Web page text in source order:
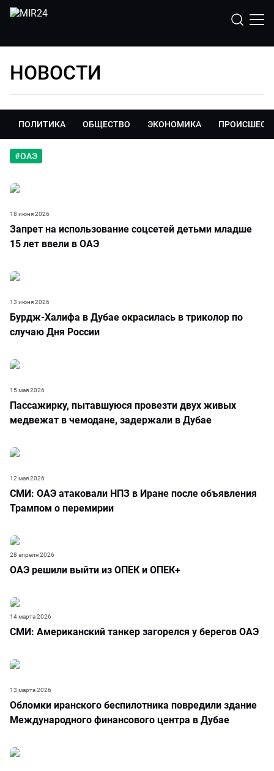
НОВОСТИ
ПОЛИТИКА ОБЩЕСТВО ЭКОНОМИКА
#ОАЭ
Запрет на использование соцсетей детьми младше
15 лет ввели в ОАЭ
18 июня 2026
Бурдж-Халифа в Дубае окрасилась в триколор по
случаю Дня России
13 июня 2026
Пассажирку, пытавшуюся провезти двух живых
медвежат в чемодане, задержали в Дубае
15 мая 2026
СМИ: ОАЭ атаковали НПЗ в Иране после объявления
Трампом о перемирии
12 мая 2026
ОАЭ решили выйти из ОПЕК и ОПЕК+
28 апреля 2026
СМИ: Американский танкер загорелся у берегов ОАЭ
14 марта 2026
Обломки иранского беспилотника повредили здание
Международного финансового центра в Дубае
13 марта 2026